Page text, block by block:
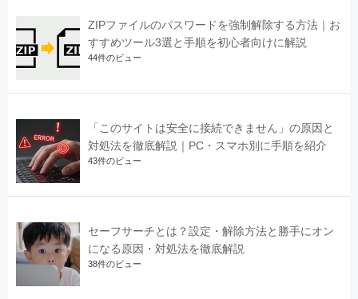
ZIPファイルのパスワードを強制解除する方法｜お
すすめツール3選と手順を初心者向けに解説
44件のビュー
「このサイトは安全に接続できません」の原因と
対処法を徹底解説｜PC・スマホ別に手順を紹介
43件のビュー
セーフサーチとは？設定・解除方法と勝手にオン
になる原因・対処法を徹底解説
38件のビュー